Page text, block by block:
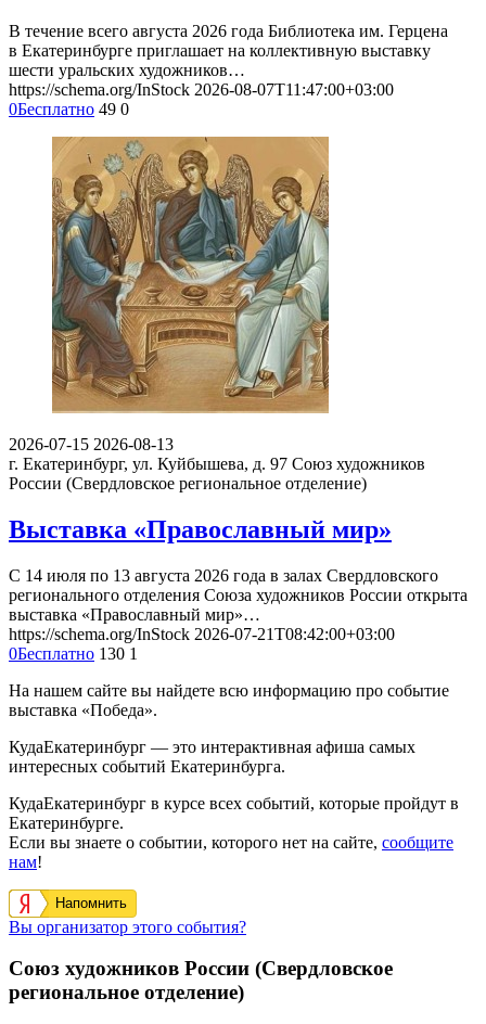
В течение всего августа 2026 года Библиотека им. Герцена
в Екатеринбурге приглашает на коллективную выставку
шести уральских художников…
https://schema.org/InStock 2026-08-07T11:47:00+03:00
0Бесплатно 49 0
2026-07-15 2026-08-13
г. Екатеринбург, ул. Куйбышева, д. 97 Союз художников
России (Свердловское региональное отделение)
Выставка «Православный мир»
С 14 июля по 13 августа 2026 года в залах Свердловского
регионального отделения Союза художников России открыта
выставка «Православный мир»…
https://schema.org/InStock 2026-07-21T08:42:00+03:00
0Бесплатно 130 1
На нашем сайте вы найдете всю информацию про событие
выставка «Победа».
КудаЕкатеринбург — это интерактивная афиша самых
интересных событий Екатеринбурга.
КудаЕкатеринбург в курсе всех событий, которые пройдут в
Екатеринбурге.
Если вы знаете о событии, которого нет на сайте, сообщите
нам!
Напомнить
Вы организатор этого события?
Союз художников России (Свердловское
региональное отделение)